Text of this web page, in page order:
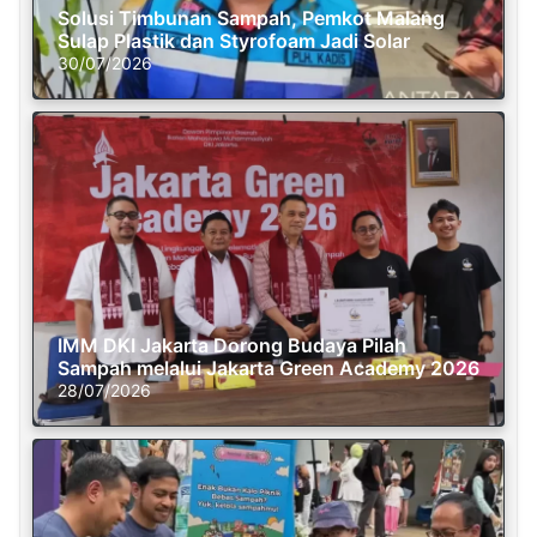
Solusi Timbunan Sampah, Pemkot Malang
Sulap Plastik dan Styrofoam Jadi Solar
30/07/2026
IMM DKI Jakarta Dorong Budaya Pilah
Sampah melalui Jakarta Green Academy 2026
28/07/2026